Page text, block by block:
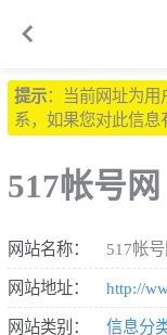

提示：当前网址为用
系，如果您对此信息
517帐号网
网站名称： 517帐号
网站地址： http://
网站类别： 信息分